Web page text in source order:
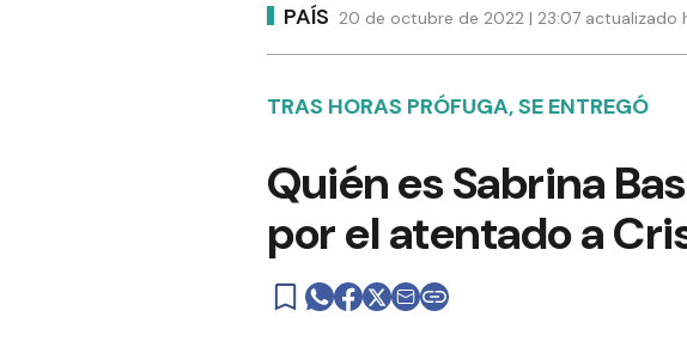
PAÍS 20 de octubre de 2022 | 23:07 actualizado
TRAS HORAS PRÓFUGA, SE ENTREGÓ
Quién es Sabrina
por el atentado a